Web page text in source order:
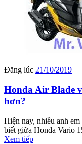
Đăng lúc 21/10/2019
Honda Air Blade
hơn?
Hiện nay, nhiều anh
biết giữa Honda Vario
Xem tiếp